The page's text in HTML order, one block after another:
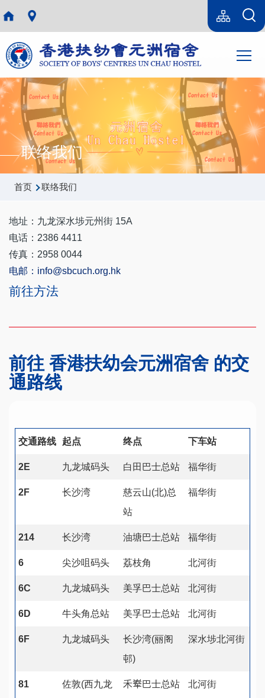
跳转到主要内容
Language
switcher
Sitemap(SC)
导
航
联络我们
面
屑
首页 联络我们
地址：九龙深水埗元州街 15A
电话：2386 4411
传真：2958 0044
电邮：info@sbcuch.org.hk
前往方法
前往 香港扶幼会元洲宿舍 的交
通路线
交通路线 起点 终点 下车站
2E 九龙城码头 白田巴士总站 福华街
2F 长沙湾
慈云山(北)总
站
福华街
214 长沙湾 油塘巴士总站 福华街
6 尖沙咀码头 荔枝角 北河街
6C 九龙城码头 美孚巴士总站 北河街
6D 牛头角总站 美孚巴士总站 北河街
6F 九龙城码头
长沙湾(丽阁
邨)
深水埗北河街
81
佐敦(西九龙
禾𪨶巴士总站 北河街